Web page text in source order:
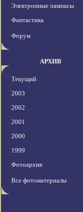
Электронные пампасы
Фантастика
Форум
АРХИВ
Текущий
2003
2002
2001
2000
1999
Фотоархив
Все фотоматериалы